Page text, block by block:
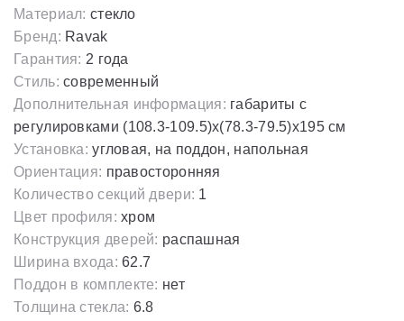
Материал: стекло
Бренд: Ravak
Гарантия: 2 года
Стиль: современный
Дополнительная информация:
регулировками (108.3-109.5)x(78.3-79.5)х195 cм
Установка: угловая, на поддон, напольная
Ориентация: правосторонняя
Количество секций двери: 1
Цвет профиля: хром
Конструкция дверей: распашная
Ширина входа: 62.7
Поддон в комплекте: нет
Толщина стекла: 6.8